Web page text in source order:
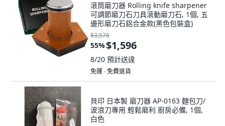
滾筒磨刀器 Rolling knife sharpener
可調節磨刀石刀具滾動磨刀石, 1個, 五
邊形磨刀石鋁合金款(黑色包裝盒)
$3,576
55%$1,596
8/20 預計送達
免運 ∙ 免費退貨
貝印 日本製 磨刀器 AP-0163 麵包刀/
波浪刀專用 輕鬆磨利 廚房必備, 1個,
白色